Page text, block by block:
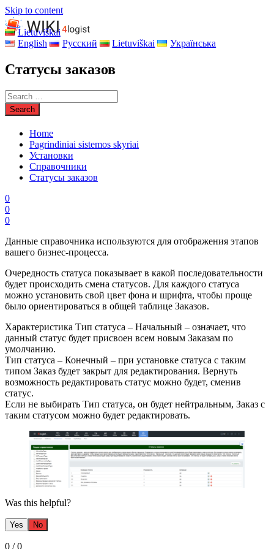
Skip to content
Lietuviškai
English
Русский Lietuviškai Українська
Статусы заказов
Home
Pagrindiniai sistemos skyriai
Установки
Справочники
Статусы заказов
0
0
0
Данные справочника используются для отображения этапов
вашего бизнес-процесса.
Очередность статуса показывает в какой последовательности
будет происходить смена статусов. Для каждого статуса
можно установить свой цвет фона и шрифта, чтобы проще
было ориентироваться в общей таблице Заказов.
Характеристика Тип статуса – Начальный – означает, что
данный статус будет присвоен всем новым Заказам по
умолчанию.
Тип статуса – Конечный – при установке статуса с таким
типом Заказ будет закрыт для редактирования. Вернуть
возможность редактировать статус можно будет, сменив
статус.
Если не выбирать Тип статуса, он будет нейтральным, Заказ с
таким статусом можно будет редактировать.
Was this helpful?
Yes No
0 /0